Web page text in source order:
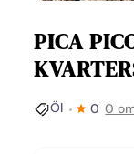
PICA
Öl 0 0